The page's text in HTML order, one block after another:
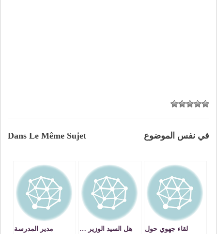
Dans Le Même Sujet في نفس الموضوع
لقاء جهوي حول
هل السيد الوزير …
مدير المدرسة